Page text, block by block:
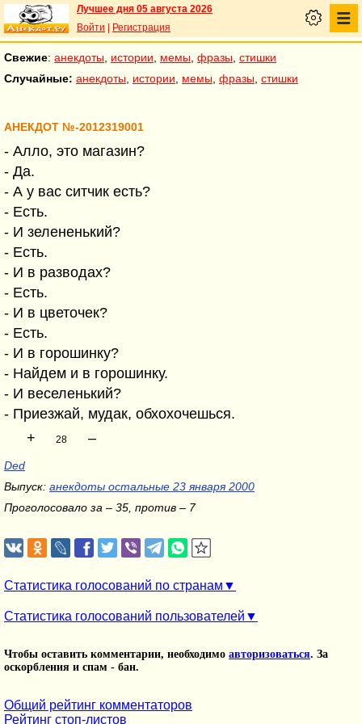
Лучшее дня 05 августа 2026
Войти
Регистрация
Свежие: анекдоты истории мемы фразы стишки
Случайные: анекдоты истории мемы фразы стишки
АНЕКДОТ №-2012319001
- Алло, это магазин?
- Да.
- А у вас ситчик есть?
- Есть.
- И зелененький?
- Есть.
- И в разводах?
- Есть.
- И в цветочек?
- Есть.
- И в горошинку?
- Найдем и в горошинку.
- И веселенький?
- Приезжай, мудак, обхохочешься.
+
28 –
Ded
Выпуск: анекдоты остальные 23 января 2000
Проголосовало за – 35, против – 7
Статистика голосований по странам
Статистика голосований пользователей
Чтобы оставить комментарии, необходимо авторизоваться. За
оскорбления и спам - бан.
Общий рейтинг комментаторов
Рейтинг стоп-листов